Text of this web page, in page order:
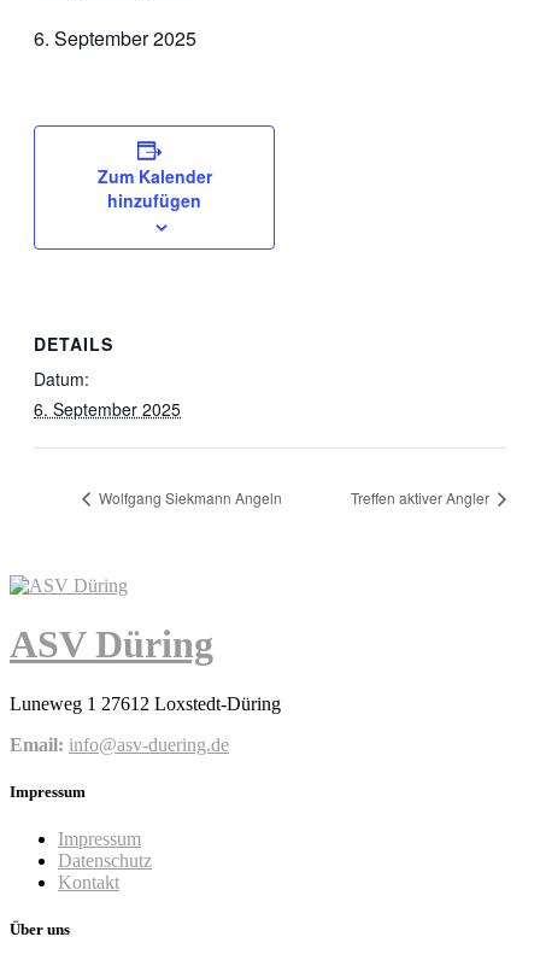
6. September 2025
Zum Kalender
hinzufügen
DETAILS
Datum:
6. September 2025
Wolfgang Siekmann Angeln Treffen aktiver Angler
ASV Düring
Luneweg 1 27612 Loxstedt-Düring
Email: info@asv-duering.de
Impressum
Impressum
Datenschutz
Kontakt
Über uns